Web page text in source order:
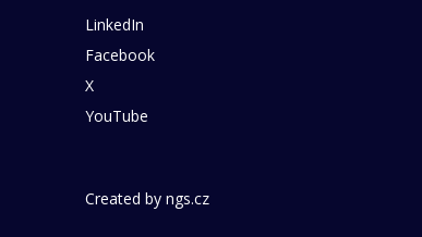
LinkedIn
Facebook
X
YouTube
Created by ngs.cz